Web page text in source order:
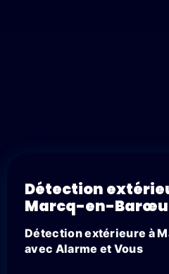
Détection
Marcq-en-
Détection extérieure à
avec Alarme et Vous